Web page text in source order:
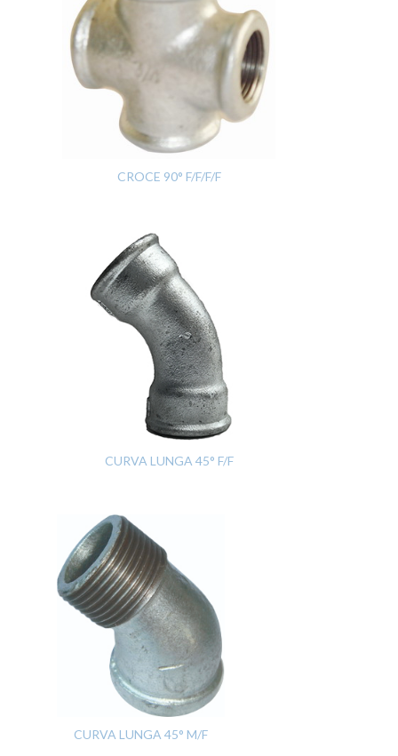
CROCE 90° F/F/F/F
CURVA LUNGA 45° F/F
CURVA LUNGA 45° M/F